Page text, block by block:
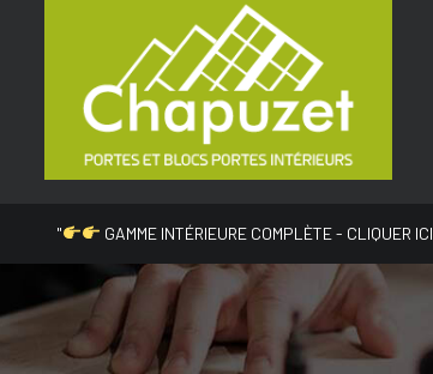
" GAMME INTÉRIEURE COMPLÈTE - CLIQUER ICI